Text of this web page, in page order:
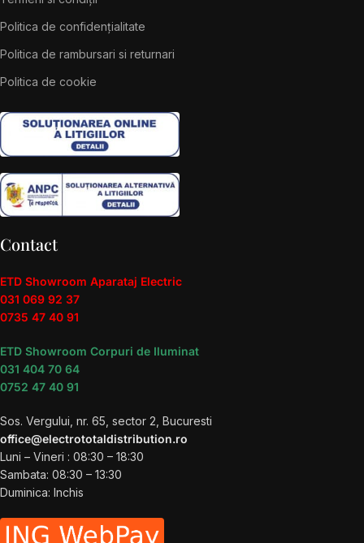
Politica de confidențialitate
Politica de rambursari si returnari
Politica de cookie
Contact
ETD Showroom Aparataj Electric
031 069 92 37
0735 47 40 91
ETD Showroom Corpuri de Iluminat
031 404 70 64
0752 47 40 91
Sos. Vergului, nr. 65, sector 2, Bucuresti
office@electrototaldistribution.ro
Luni – Vineri : 08:30 – 18:30
Sambata: 08:30 – 13:30
Duminica: Inchis